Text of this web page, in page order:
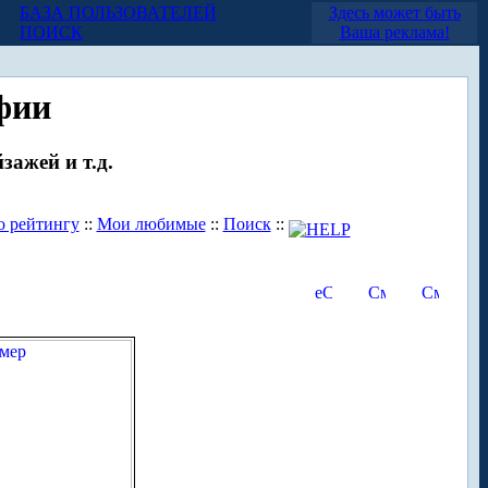
БАЗА ПОЛЬЗОВАТЕЛЕЙ
ПОИСК
Здесь может быть
Ваша реклама!
и т.д.
рейтингу:: Мои любимые:: Поиск::